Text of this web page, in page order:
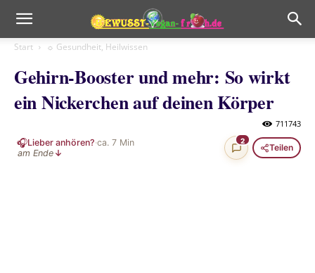
Start ☼ Gesundheit, Heilwissen
Gehirn-Booster und mehr: So wirkt
ein Nickerchen auf deinen Körper
711743
🎧Lieber anhören?·ca. 7 Min
am Ende ↓
2
Teilen